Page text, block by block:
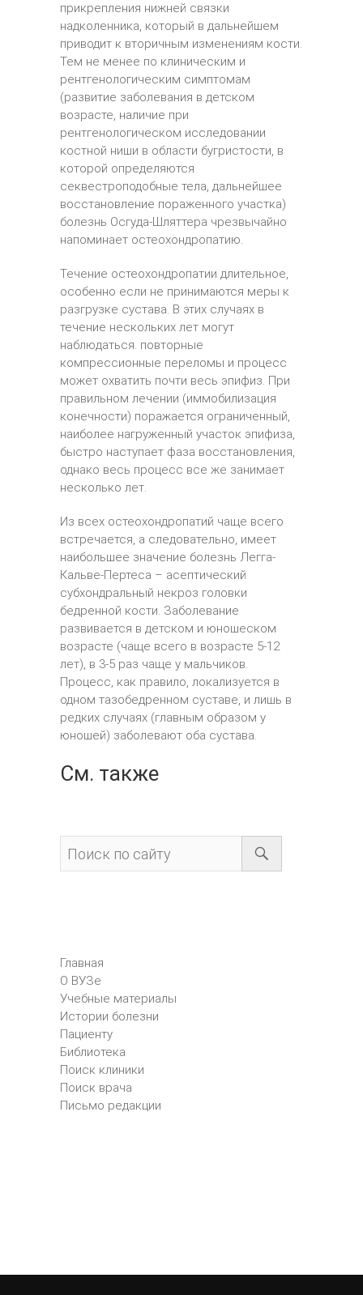
прикрепления нижней связки
надколенника, который в дальнейшем
приводит к вторичным изменениям кости.
Тем не менее по клиническим и
рентгенологическим симптомам
(развитие заболевания в детском
возрасте, наличие при
рентгенологическом исследовании
костной ниши в области бугристости, в
которой определяются
секвестроподобные тела, дальнейшее
восстановление пораженного участка)
болезнь Осгуда-Шляттера чрезвычайно
напоминает остеохондропатию.
Течение остеохондропатии длительное,
особенно если не принимаются меры к
разгрузке сустава. В этих случаях в
течение нескольких лет могут
наблюдаться. повторные
компрессионные переломы и процесс
может охватить почти весь эпифиз. При
правильном лечении (иммобилизация
конечности) поражается ограниченный,
наиболее нагруженный участок эпифиза,
быстро наступает фаза восстановления,
однако весь процесс все же занимает
несколько лет.
Из всех остеохондропатий чаще всего
встречается, а следовательно, имеет
наибольшее значение болезнь Легга-
Кальве-Пертеса – асептический
субхондральный некроз головки
бедренной кости. Заболевание
развивается в детском и юношеском
возрасте (чаще всего в возрасте 5-12
лет), в 3-5 раз чаще у мальчиков.
Процесс, как правило, локализуется в
одном тазобедренном суставе, и лишь в
редких случаях (главным образом у
юношей) заболевают оба сустава.
См. также
Главная
О ВУЗе
Учебные материалы
Истории болезни
Пациенту
Библиотека
Поиск клиники
Поиск врача
Письмо редакции